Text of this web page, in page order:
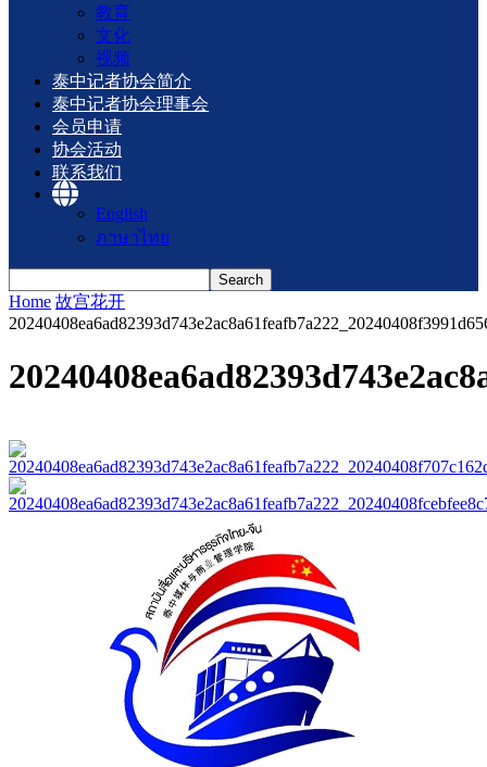
教育
文化
视频
泰中记者协会简介
泰中记者协会理事会
会员申请
协会活动
联系我们
English
ภาษาไทย
Home 故宫花开